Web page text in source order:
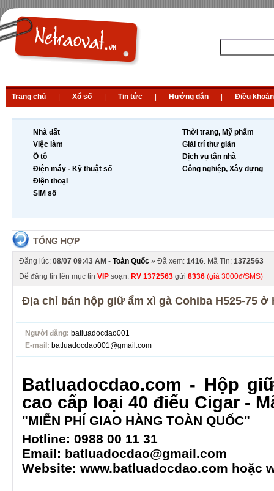
Trang chủ Xổ số Tin tức Hướng dẫn Điều khoản
Nhà đất
Việc làm
Ô tô
Điện máy - Kỹ thuật số
Điện thoại
SIM số
Thời trang, Mỹ phẩm
Giải trí thư giãn
Dịch vụ tận nhà
Công nghiệp, Xây dựng
TỔNG HỢP
Đăng lúc: 08/07 09:43 AM - Toàn Quốc » Đã xem: 1416. Mã Tin: 1372563
Để đăng tin lên mục tin VIP soạn: RV 1372563 gửi 8336 (giá 3000đ/SMS)
Địa chỉ bán hộp giữ ẩm xì gà Cohiba H525-75 ở
Người đăng: batluadocdao001
E-mail: batluadocdao001@gmail.com
Batluadocdao.com - Hộp
cao cấp loại 40 điếu Cigar -
"MIỄN PHÍ GIAO HÀNG TOÀN QUỐC"
Hotline: 0988 00 11 31
Email: batluadocdao@gmail.com
Website: www.batluadocdao.com hoặc